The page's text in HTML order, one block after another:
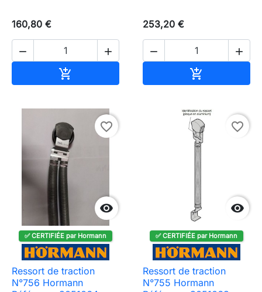
160,80 €
 

253,20 €
 


favorite_border
✅ CERTIFIÉE par Hormann
Ressort de traction
N°756 Hormann

favorite_border
✅ CERTIFIÉE par Hormann
Ressort de traction
N°755 Hormann